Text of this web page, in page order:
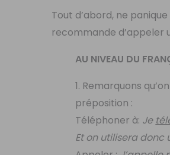
Tout d’abord, ne
recommande d’appeler
AU NIVEAU DU
1. Remarquons
préposition :
Téléphoner à: Je
Et on utilisera donc